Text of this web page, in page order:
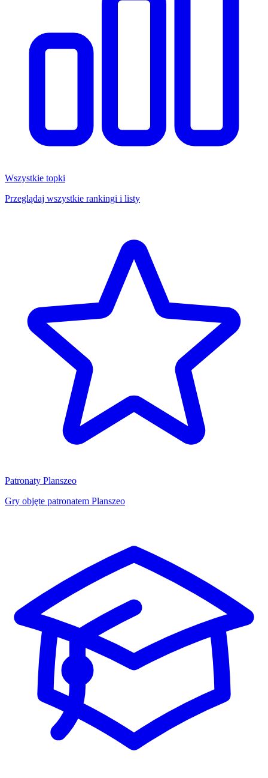
Wszystkie topki
Przeglądaj wszystkie rankingi i listy
Patronaty Planszeo
Gry objęte patronatem Planszeo